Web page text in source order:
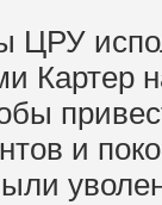
ЦРУ
Картер
и